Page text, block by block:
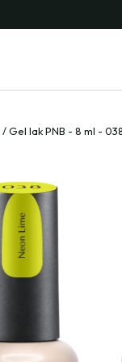
/ Gel lak PNB - 8 ml -